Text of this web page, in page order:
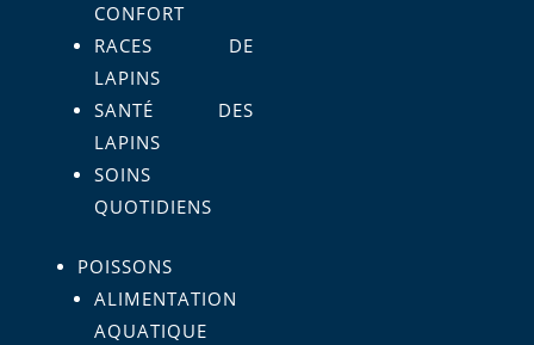
CONFORT
RACES DE
LAPINS
SANTÉ DES
LAPINS
SOINS
QUOTIDIENS
POISSONS
ALIMENTATION
AQUATIQUE